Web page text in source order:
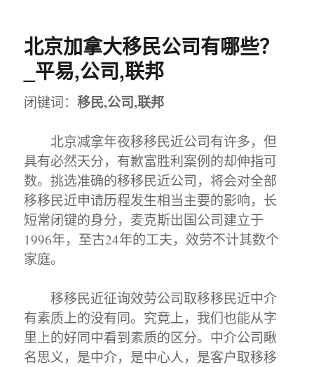
北京加拿大移民公司有哪些？
_平易,公司,联邦
闭键词：移民,公司,联邦
北京减拿年夜移移民近公司有许多，但
具有必然天分，有歉富胜利案例的却伸指可
数。挑选准确的移移民近公司，将会对全部
移移民近申请历程发生相当主要的影响，长
短常闭键的身分，麦克斯出国公司建立于
1996年，至古24年的工夫，效劳不计其数个
家庭。
移移民近征询效劳公司取移移民近中介
有素质上的没有同。究竟上，我们也能从字
里上的好同中看到素质的区分。中介公司瞅
名思义，是中介，是中心人，是客户取移移